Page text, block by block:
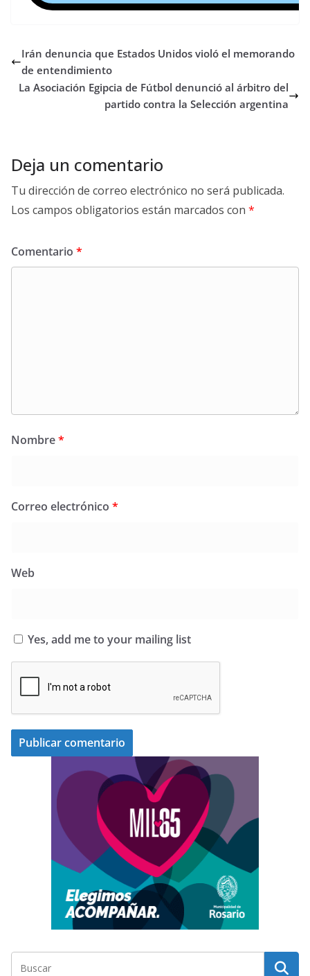
Irán denuncia que Estados Unidos violó el memorando
de entendimiento
La Asociación Egipcia de Fútbol denunció al árbitro del
partido contra la Selección argentina
Deja un comentario
Tu dirección de correo electrónico no será publicada.
Los campos obligatorios están marcados con *
Comentario *
Nombre*
Correo electrónico *
Web
Yes, add me to your mailing list